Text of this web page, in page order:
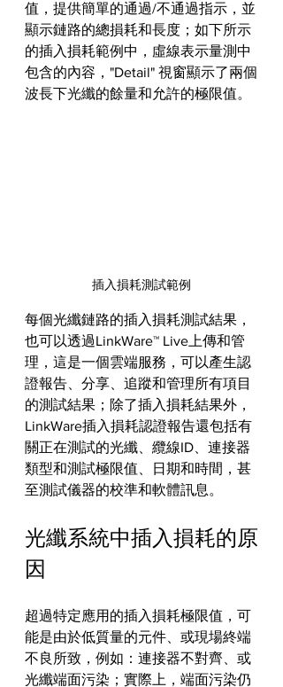
值，提供簡單的通過/不通過指示，並
顯示鏈路的總損耗和長度；如下所示
的插入損耗範例中，虛線表示量測中
包含的內容，"Detail" 視窗顯示了兩個
波長下光纖的餘量和允許的極限值。
插入損耗測試範例
每個光纖鏈路的插入損耗測試結果，
也可以透過LinkWare™ Live上傳和管
理，這是一個雲端服務，可以產生認
證報告、分享、追蹤和管理所有項目
的測試結果；除了插入損耗結果外，
LinkWare插入損耗認證報告還包括有
關正在測試的光纖、纜線ID、連接器
類型和測試極限值、日期和時間，甚
至測試儀器的校準和軟體訊息。
光纖系統中插入損耗的原
因
超過特定應用的插入損耗極限值，可
能是由於低質量的元件、或現場終端
不良所致，例如：連接器不對齊、或
光纖端面污染；實際上，端面污染仍